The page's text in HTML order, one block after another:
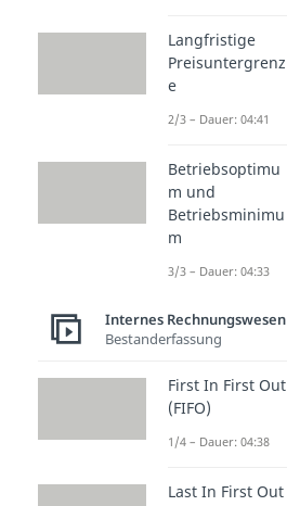
Langfristige
Preisuntergrenz
e
2/3 – Dauer: 04:41
Betriebsoptimu
m und
Betriebsminimu
m
3/3 – Dauer: 04:33
Internes Rechnungswesen
Bestanderfassung
First In First Out
(FIFO)
1/4 – Dauer: 04:38
Last In First Out